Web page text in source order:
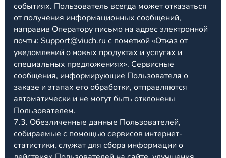
событиях. Пользователь всегда может отказаться
от получения информационных сообщений,
направив Оператору письмо на адрес электронной
почты: Support@viuch.ruс пометкой «Отказ от
уведомлений о новых продуктах и услугах и
специальных предложениях». Сервисные
сообщения, информирующие Пользователя о
заказе и этапах его обработки, отправляются
автоматически и не могут быть отклонены
Пользователем.
7.3. Обезличенные данные Пользователей,
собираемые с помощью сервисов интернет-
статистики, служат для сбора информации о